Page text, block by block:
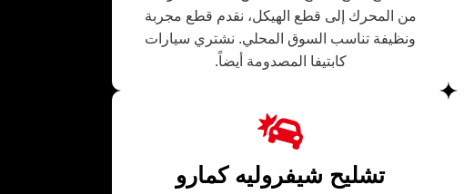
من المحرك إلى قطع الهيكل، نقدم قطع مجربة
ونظيفة تناسب السوق المحلي. نشتري سيارات
كابتيفا المصدومة أيضاً.
تشليح شيفروليه كمارو